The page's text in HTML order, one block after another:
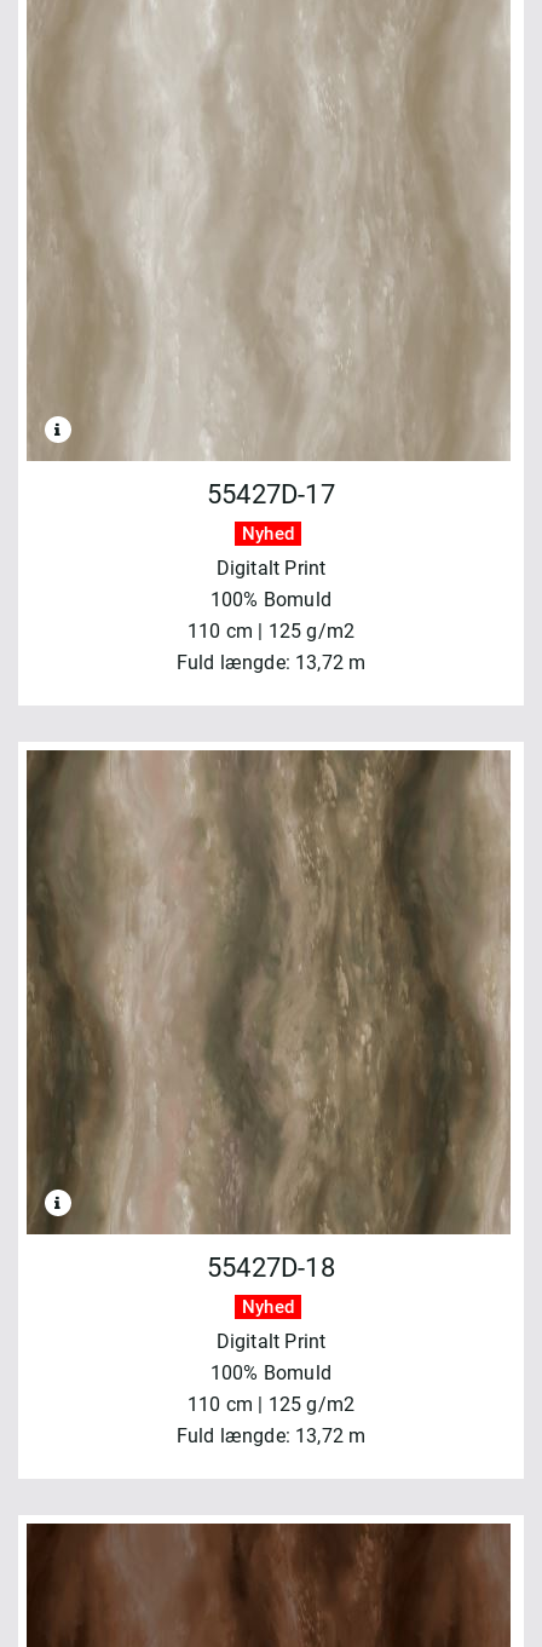
55427D-17
Nyhed
Digitalt Print
100% Bomuld
110 cm | 125 g/m2
Fuld længde: 13,72 m
55427D-18
Nyhed
Digitalt Print
100% Bomuld
110 cm | 125 g/m2
Fuld længde: 13,72 m